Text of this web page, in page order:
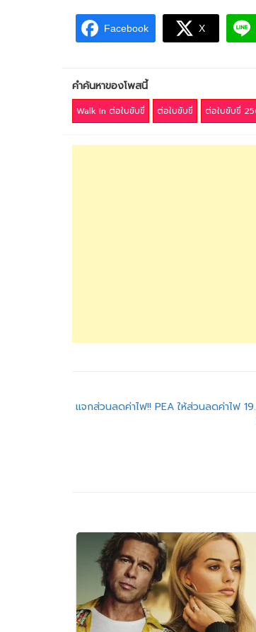
Facebook X
คำค้นหาของโพสนี้
Walk In ต่อใบขับขี่ ต่อใบขับขี่ ต่อใบขับขี่
แนะแนว
แจกส่วนลดค่าไฟ!! PEA ให้ส่วนลดค่าไฟ